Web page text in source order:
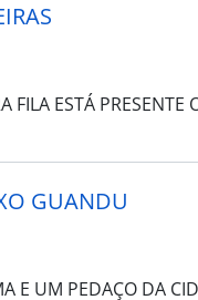
ESTÁ PRESENTE
GUANDU
E UM PEDAÇO DA